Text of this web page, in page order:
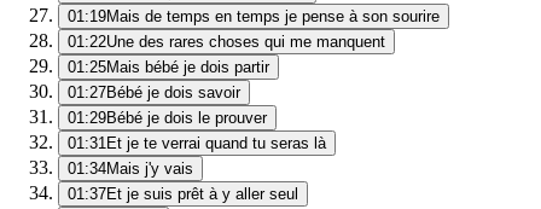
01:19Mais de temps en temps je pense à son sourire
01:22Une des rares choses qui me manquent
01:25Mais bébé je dois partir
01:27Bébé je dois savoir
01:29Bébé je dois le prouver
01:31Et je te verrai quand tu seras là
01:34Mais j'y vais
01:37Et je suis prêt à y aller seul